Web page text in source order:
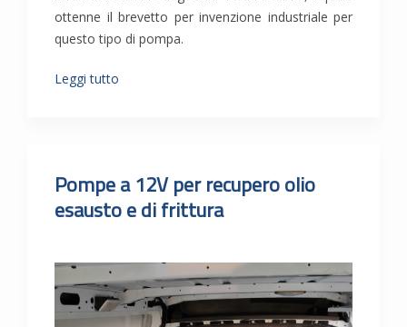
ottenne il brevetto per invenzione industriale per
questo tipo di pompa.
Leggi tutto
Pompe a 12V per recupero olio
esausto e di frittura